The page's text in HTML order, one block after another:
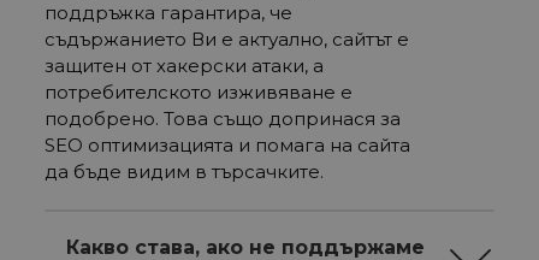
поддръжка гарантира, че
съдържанието Ви е актуално, сайтът е
защитен от хакерски атаки, а
потребителското изживяване е
подобрено. Това също допринася за
SEO оптимизацията и помага на сайта
да бъде видим в търсачките.
Какво става, ако не поддържаме